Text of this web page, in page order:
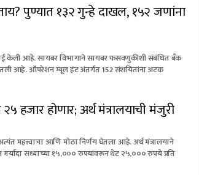
पुण्यात १३२ गुन्हे दाखल, १५२ जणांना
केली आहे. सायबर विभागाने सायबर फसवणुकीशी संबंधित बँक
आहे. ऑपरेशन म्यूल हंट अंतर्गत 152 संशयितांना अटक
हजार होणार; अर्थ मंत्रालयाची मंजुरी
महत्त्वाचा आणि मोठा निर्णय घेतला आहे. अर्थ मंत्रालयाने
मर्यादा सध्याच्या १५,००० रुपयांवरून थेट २५,००० रुपये प्रति